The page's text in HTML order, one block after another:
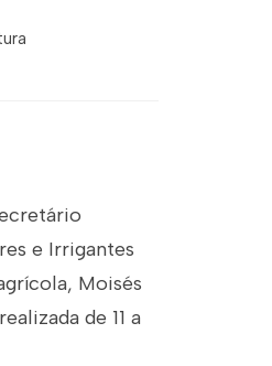
e Irrigantes
Moisés
de 11 a